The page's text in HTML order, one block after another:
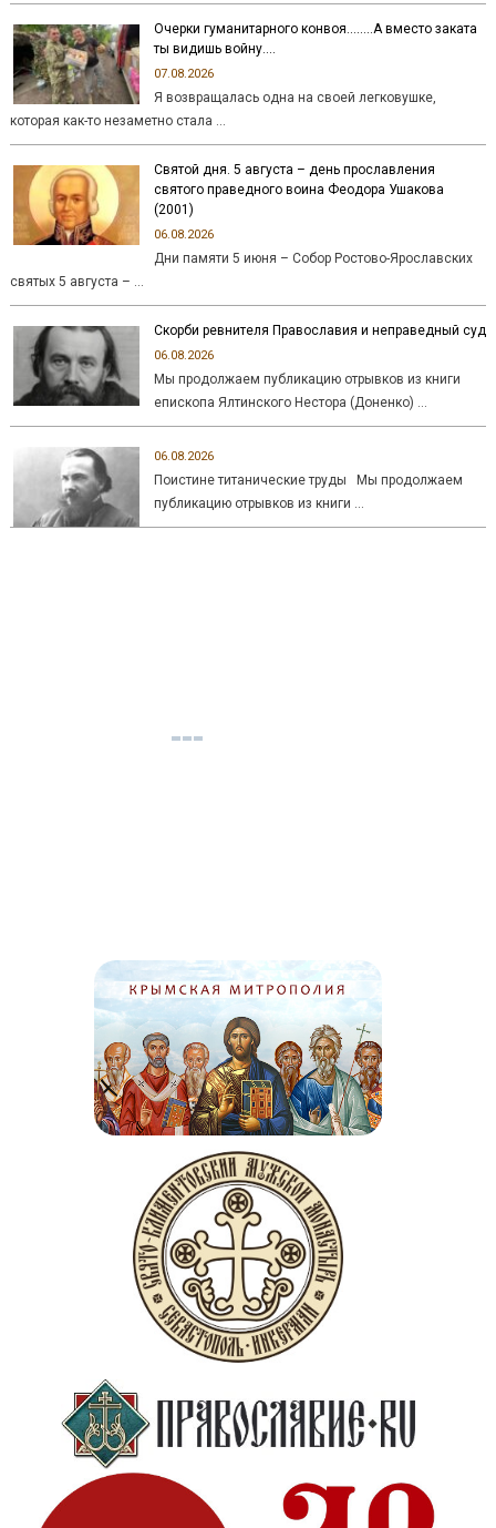
Очерки гуманитарного конвоя……..А вместо заката
ты видишь войну….
07.08.2026
Я возвращалась одна на своей легковушке,
которая как-то незаметно стала …
Святой дня. 5 августа – день прославления
святого праведного воина Феодора Ушакова
(2001)
06.08.2026
Дни памяти 5 июня – Собор Ростово-Ярославских
святых 5 августа – …
Скорби ревнителя Православия и неправедный суд
06.08.2026
Мы продолжаем публикацию отрывков из книги
епископа Ялтинского Нестора (Доненко) …
06.08.2026
Поистине титанические труды Мы продолжаем
публикацию отрывков из книги …